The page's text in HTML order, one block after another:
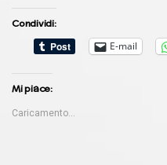
Condividi:
E-mail
Mi piace:
Caricamento...